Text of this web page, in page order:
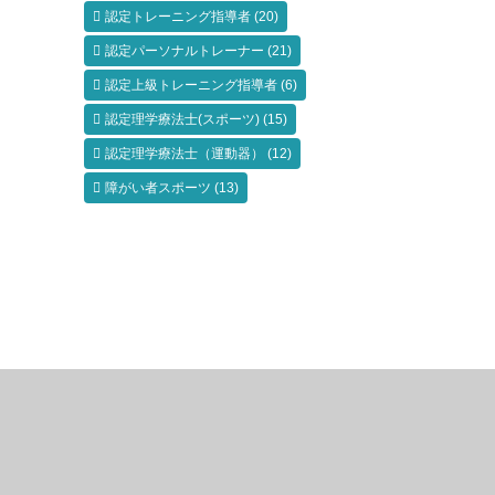
認定トレーニング指導者 (20)
認定パーソナルトレーナー (21)
認定上級トレーニング指導者 (6)
認定理学療法士(スポーツ) (15)
認定理学療法士（運動器） (12)
障がい者スポーツ (13)